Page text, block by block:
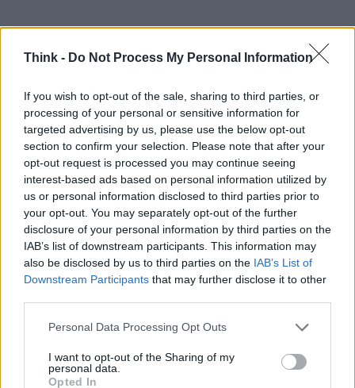
Think - Do Not Process My Personal Information
If you wish to opt-out of the sale, sharing to third parties, or
processing of your personal or sensitive information for
targeted advertising by us, please use the below opt-out
section to confirm your selection. Please note that after your
opt-out request is processed you may continue seeing
interest-based ads based on personal information utilized by
us or personal information disclosed to third parties prior to
your opt-out. You may separately opt-out of the further
disclosure of your personal information by third parties on the
IAB’s list of downstream participants. This information may
also be disclosed by us to third parties on the IAB’s List of
Downstream Participants that may further disclose it to other
Please note that this website/app uses one or more Google
not limited to your visit or usage behaviour. You may click to
grant or deny consent to Google and its third-party tags to
Personal Data Processing Opt Outs
I want to opt-out of the Sharing of my
personal data.
Opted In
Con nuovi progetti e iniziative in arrivo nelle
prossime settimane e mesi, il governo britannico è
determinato a mobilitare esperti e innovatori per
affrontare le sfide energetiche future. Rimanete
sintonizzati, perché il cambiamento è in arrivo! 🚀💡
AUTORE